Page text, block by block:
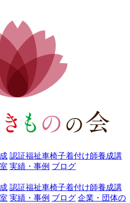
認証福祉車椅子着付け師養成講
実績・事例 ブログ
認証福祉車椅子着付け師養成講
実績・事例 ブログ 企業・団体の